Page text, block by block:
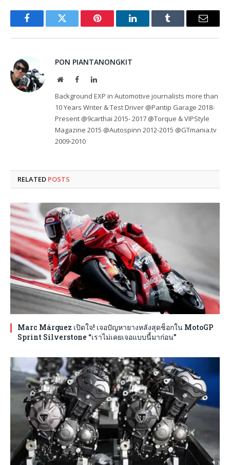
FacebookTwitter Pinterest LinkedInTumblr Email
PON PIANTANONGKIT
WebsiteFacebookLinkedIn
Background EXP in Automotive journalists more than
10 Years Writer & Test Driver @Pantip Garage 2018-
Present @9carthai 2015- 2017 @Torque & VIPStyle
Magazine 2015 @Autospinn 2012-2015 @GTmania.tv
2009-2010
RELATED POSTS
Marc Márquez เปิดใจ! เจอปัญหายางหลังสุดช็อกใน MotoGP
Sprint Silverstone “เราไม่เคยเจอแบบนี้มาก่อน”